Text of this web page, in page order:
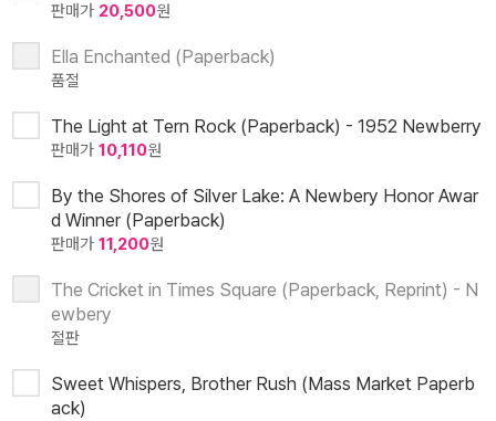
판매가 20,500원
Ella Enchanted (Paperback)
품절
The Light at Tern Rock (Paperback) - 1952 Newberry
판매가 10,110원
By the Shores of Silver Lake: A Newbery Honor Awar
d Winner (Paperback)
판매가 11,200원
The Cricket in Times Square (Paperback, Reprint) - N
ewbery
절판
Sweet Whispers, Brother Rush (Mass Market Paperb
ack)